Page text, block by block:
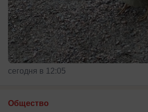
сегодня в 12:05
Общество